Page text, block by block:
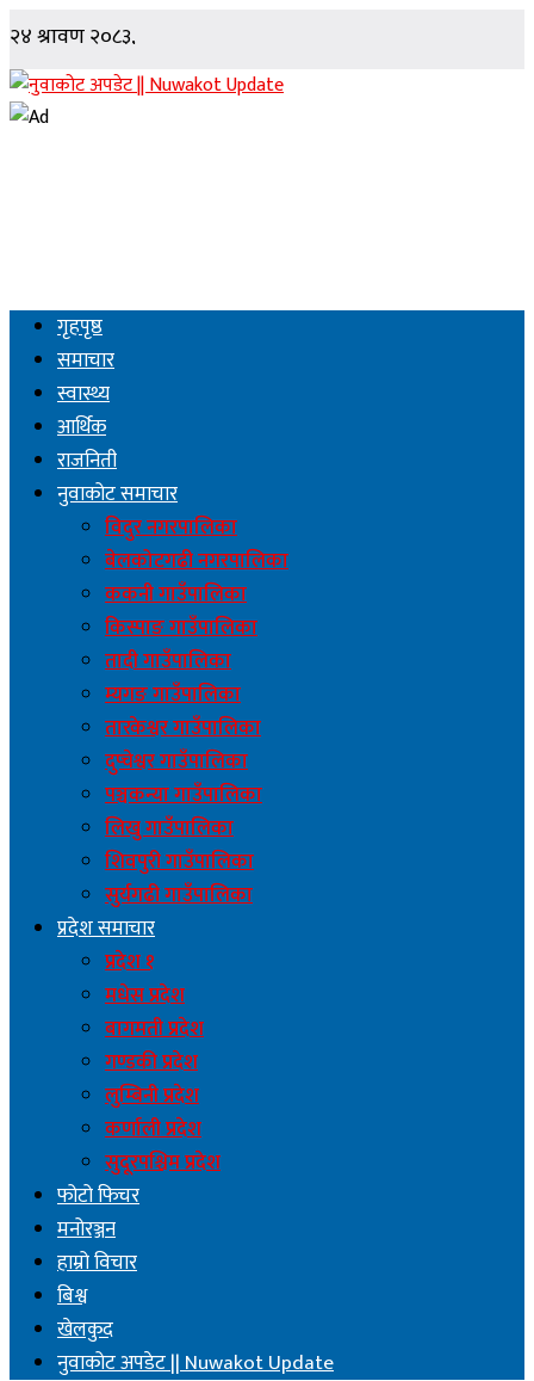
गृहपृष्ठ
समाचार
स्वास्थ्य
आर्थिक
राजनिती
नुवाकोट समाचार
विदुर नगरपालिका
बेलकोटगढी नगरपालिका
ककनी गाउँपालिका
किस्पाङ गाउँपालिका
तादी गाउँपालिका
म्यगङ गाउँपालिका
तारकेश्वर गाउँपालिका
दुप्चेश्वर गाउँपालिका
पञ्चकन्या गाउँपालिका
लिखु गाउँपालिका
शिवपुरी गाउँपालिका
सुर्यगढी गाउँपालिका
प्रदेश समाचार
प्रदेश १
मधेस प्रदेश
बागमती प्रदेश
गण्डकी प्रदेश
लुम्बिनी प्रदेश
कर्णाली प्रदेश
सुदूरपश्चिम प्रदेश
फोटो फिचर
मनोरञ्जन
हाम्रो विचार
बिश्व
खेलकुद
नुवाकोट अपडेट || Nuwakot Update